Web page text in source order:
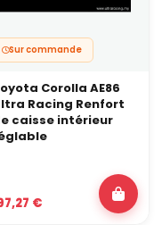
Sur commande
Corolla AE86
Racing Renfort
caisse intérieur
€